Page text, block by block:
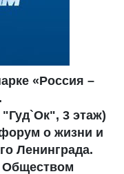
«Россия –
3 этаж)
о жизни и
Ленинграда.
Обществом